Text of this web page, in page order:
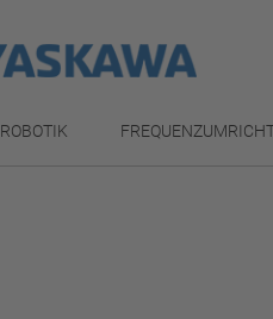
ROBOTIK